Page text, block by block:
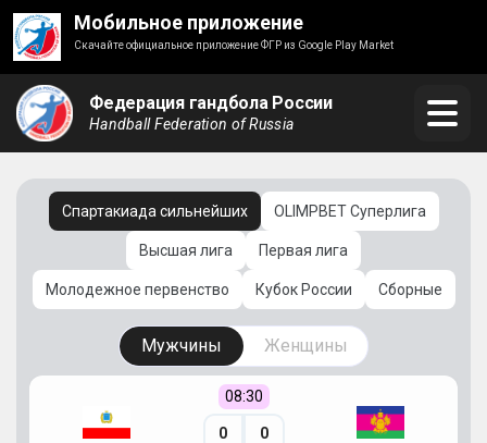
Мобильное приложение
Скачайте официальное приложение ФГР из Google Play Market
Федерация гандбола России
Handball Federation of Russia
Спартакиада сильнейших OLIMPBET Суперлига
Высшая лига Первая лига
Молодежное первенство Кубок России Сборные
Мужчины Женщины
08:30
0 0